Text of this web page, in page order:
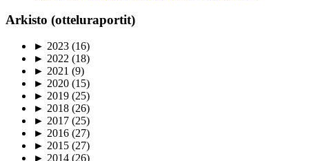
Arkisto (otteluraportit)
► 2023 (16)
► 2022 (18)
► 2021 (9)
► 2020 (15)
► 2019 (25)
► 2018 (26)
► 2017 (25)
► 2016 (27)
► 2015 (27)
► 2014 (26)